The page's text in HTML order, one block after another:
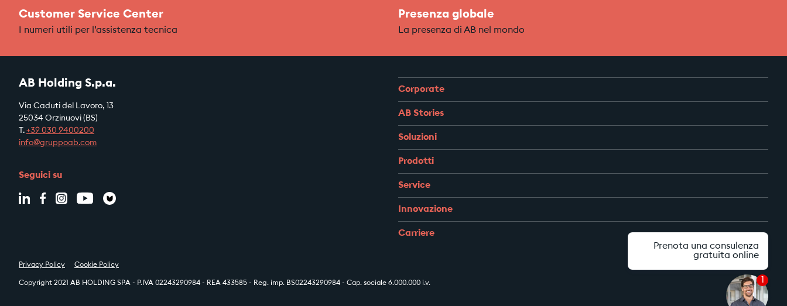
Customer Service Center
I numeri utili per l’assistenza tecnica
Presenza globale
La presenza di AB nel mondo
AB Holding S.p.a.
Via Caduti del Lavoro, 13
25034 Orzinuovi (BS)
T. +39 030 9400200
info@gruppoab.com
Seguici su
Corporate
AB Stories
Soluzioni
Prodotti
Service
Innovazione
Carriere
Privacy Policy Cookie Policy
Copyright 2021 AB HOLDING SPA - P.IVA 02243290984 - REA 433585 - Reg. imp. BS02243290984 - Cap. sociale 6.000.000 i.v.
Prenota una consulenza
gratuita online